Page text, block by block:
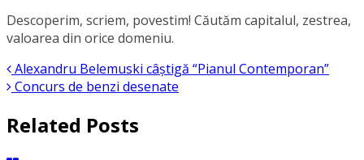
Descoperim, scriem, povestim! Căutăm capitalul, zestrea,
valoarea din orice domeniu.
Alexandru Belemuski câștigă “Pianul Contemporan”
Concurs de benzi desenate
Related Posts